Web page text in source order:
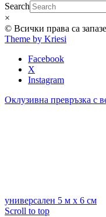
Search
×
© Всички права са
Theme by Kriesi
Facebook
X
Instagram
Oклузивна превръзка с
универсален 5 м х 6 см
Scroll to top